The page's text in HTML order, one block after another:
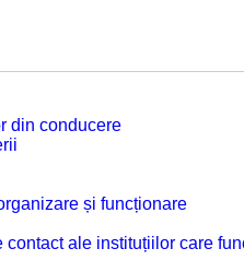
din conducere
și funcționare
contact ale instituțiilor care